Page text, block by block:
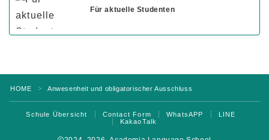
Für aktuelle Studenten
HOME ＞ Anwesenheit und obligatorischer Ausschluss
Schule Übersicht Contact Form WhatsAPP
LINE
KakaoTalk